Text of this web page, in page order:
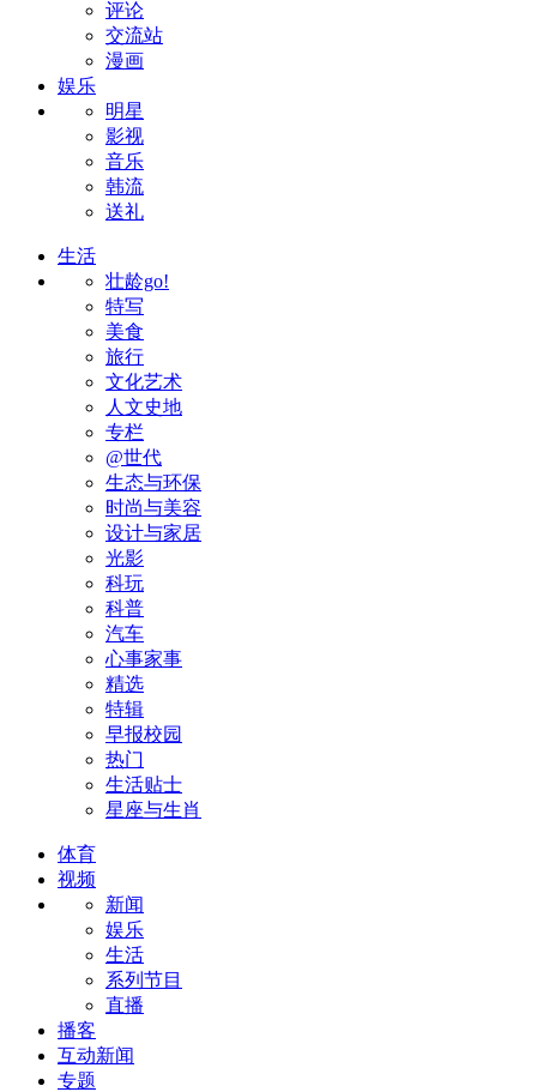
评论
交流站
漫画
娱乐
明星
影视
音乐
韩流
送礼
生活
壮龄go!
特写
美食
旅行
文化艺术
人文史地
专栏
@世代
生态与环保
时尚与美容
设计与家居
光影
科玩
科普
汽车
心事家事
精选
特辑
早报校园
热门
生活贴士
星座与生肖
体育
视频
新闻
娱乐
生活
系列节目
直播
播客
互动新闻
专题